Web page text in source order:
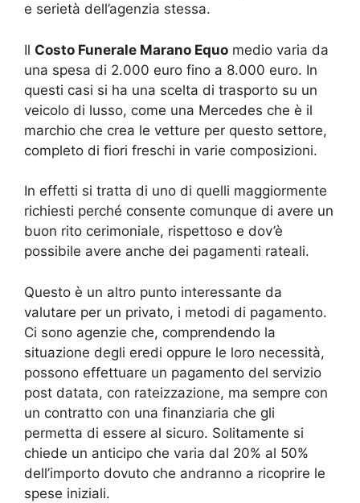
e serietà dell’agenzia stessa.
Il Costo Funerale Marano Equo medio varia da
una spesa di 2.000 euro fino a 8.000 euro. In
questi casi si ha una scelta di trasporto su un
veicolo di lusso, come una Mercedes che è il
marchio che crea le vetture per questo settore,
completo di fiori freschi in varie composizioni.
In effetti si tratta di uno di quelli maggiormente
richiesti perché consente comunque di avere un
buon rito cerimoniale, rispettoso e dov’è
possibile avere anche dei pagamenti rateali.
Questo è un altro punto interessante da
valutare per un privato, i metodi di pagamento.
Ci sono agenzie che, comprendendo la
situazione degli eredi oppure le loro necessità,
possono effettuare un pagamento del servizio
post datata, con rateizzazione, ma sempre con
un contratto con una finanziaria che gli
permetta di essere al sicuro. Solitamente si
chiede un anticipo che varia dal 20% al 50%
dell’importo dovuto che andranno a ricoprire le
spese iniziali.